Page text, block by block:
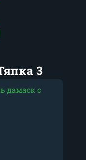
3
дамаск с